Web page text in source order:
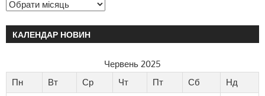
КАЛЕНДАР НОВИН
Червень 2025
Пн
Вт Ср Чт Пт Сб
Нд